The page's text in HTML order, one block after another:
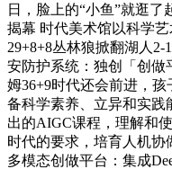
日，脸上的“小鱼”就逛
揭幕 时代美术馆以科学
29+8+8丛林狼掀翻湖人2-
安防护系统：独创「创做
姆36+9时代还会前进，
备科学素养、立异和实践
出的AIGC课程，理解和
时代的要求，培育人机协
多模态创做平台：集成